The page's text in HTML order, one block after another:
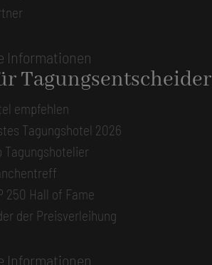
Informationen
Tagungsentscheider
empfehlen
Tagungshotel 2026
Tagungshotelier
250 Hall of Fame
der Preisverleihung
Informationen